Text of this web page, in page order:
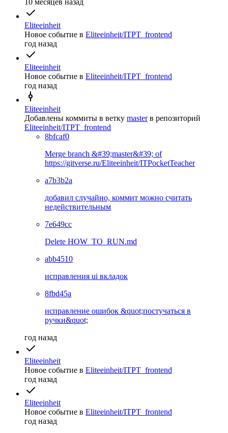
Eliteeinheit
Новое событие в Eliteeinheit/ITPT_frontend
год назад
Eliteeinheit
Новое событие в Eliteeinheit/ITPT_frontend
год назад
Eliteeinheit
Добавлены коммиты в ветку master в репозиторий
Eliteeinheit/ITPT_frontend
8bfcaf0
Merge branch &#39;master&#39; of
https://gitverse.ru/Eliteeinheit/ITPocketTeacher
a7b3b2a
добавил случайно, коммит можно считать
недействительным
7e649cc
Delete HOW_TO_RUN.md
abb4510
исправления ui вкладок
8fbd45a
исправление ошибок &quot;постучаться в
ручки&quot;
год назад
Eliteeinheit
Новое событие в Eliteeinheit/ITPT_frontend
год назад
Eliteeinheit
Новое событие в Eliteeinheit/ITPT_frontend
год назад